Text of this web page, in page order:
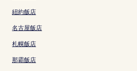
紐約飯店
名古屋飯店
札幌飯店
那霸飯店